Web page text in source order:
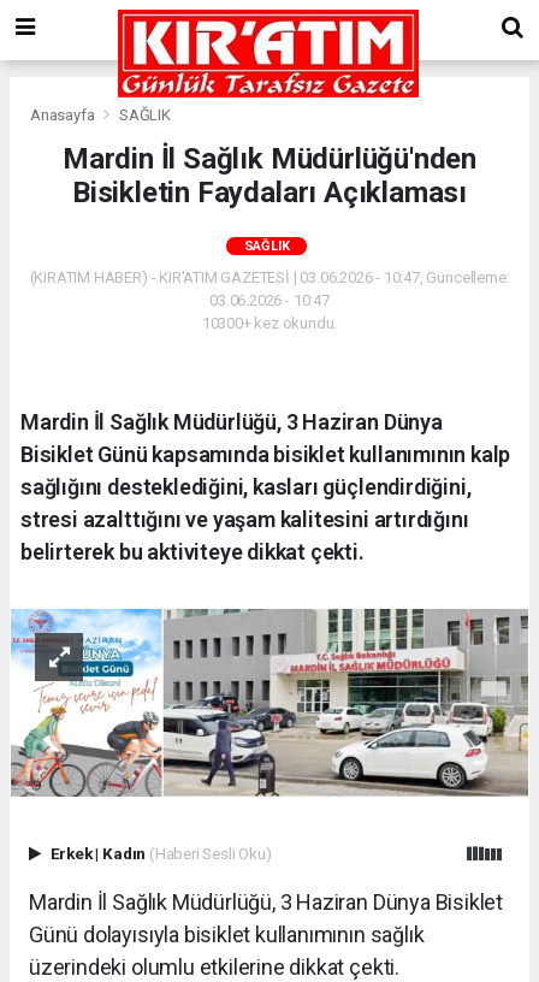
Anasayfa SAĞLIK
Mardin İl Sağlık Müdürlüğü'nden
Bisikletin Faydaları Açıklaması
SAĞLIK
(KIRATIM HABER) - KIR'ATIM GAZETESİ | 03.06.2026 - 10:47, Güncelleme:
03.06.2026 - 10:47
10300+ kez okundu.
Mardin İl Sağlık Müdürlüğü, 3 Haziran Dünya
Bisiklet Günü kapsamında bisiklet kullanımının kalp
sağlığını desteklediğini, kasları güçlendirdiğini,
stresi azalttığını ve yaşam kalitesini artırdığını
belirterek bu aktiviteye dikkat çekti.
Erkek| Kadın (Haberi Sesli Oku)
Mardin İl Sağlık Müdürlüğü, 3 Haziran Dünya Bisiklet
Günü dolayısıyla bisiklet kullanımının sağlık
üzerindeki olumlu etkilerine dikkat çekti.